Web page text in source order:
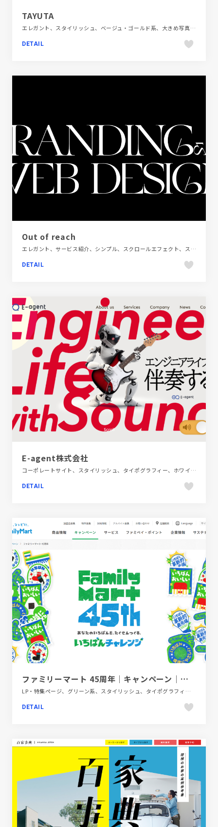
TAYUTA
エレガント、スタイリッシュ、ベージュ・ゴールド系、大きめ写真、施設・店舗サイト、旅行・ホテル・観光
DETAIL
Out of reach
エレガント、サービス紹介、シンプル、スクロールエフェクト、スタイリッシュ、タイポグラフィー、デザイン・アート・音楽・文芸、ナチュラル、ブランド・サービスサイト、ホワイト系、モーション多め、大きめ写真、海外サイト
DETAIL
E-agent株式会社
コーポレートサイト、スタイリッシュ、タイポグラフィー、ホワイト系、ポップ、レッド系、金融・法律・人材・専門職
DETAIL
ファミリーマート 45周年｜キャンペーン｜ファミリーマート
LP・特集ページ、グリーン系、スタイリッシュ、タイポグラフィー、ポップ、商業施設・レジャー
DETAIL